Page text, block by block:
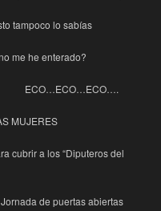
tampoco lo sabías
me he enterado?
ECO…ECO…ECO….
MUJERES
cubrir a los “Diputeros del
de puertas abiertas